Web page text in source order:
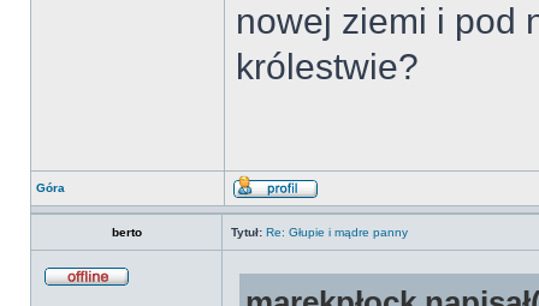
nowej ziemi i pod
królestwie?
Góra
berto Tytuł: Re: Głupie i mądre panny